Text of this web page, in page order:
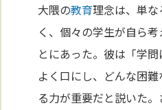
大隈の教育理念は、単な
く、個々の学生が自ら
とにあった。彼は「学
よく口にし、どんな困
る力が重要だと説いた